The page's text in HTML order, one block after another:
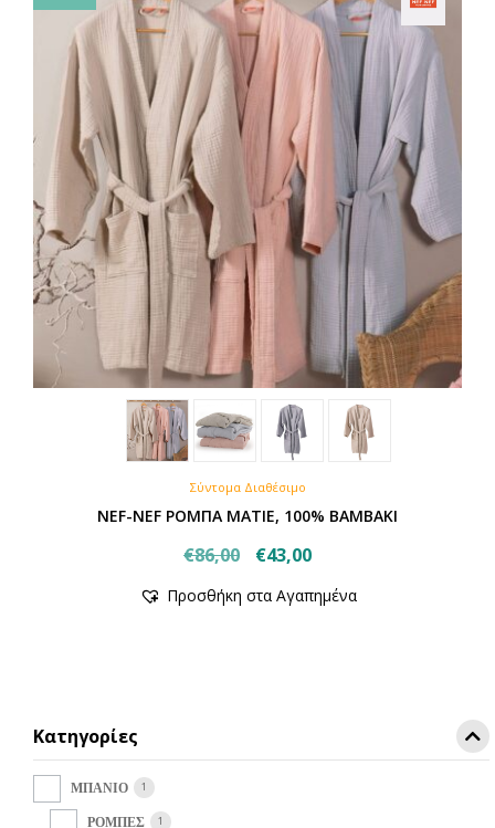
Σύντομα Διαθέσιμο
NEF-NEF ΡΟΜΠΑ ΜΑΤΙΕ, 100% BAMBAKI
€86,00
Original
was:
€43,00Η
τιμή
Προσθήκη στα Αγαπημένα
Κατηγορίες
ΜΠΑΝΙΟ 1
ΡΟΜΠΕΣ 1